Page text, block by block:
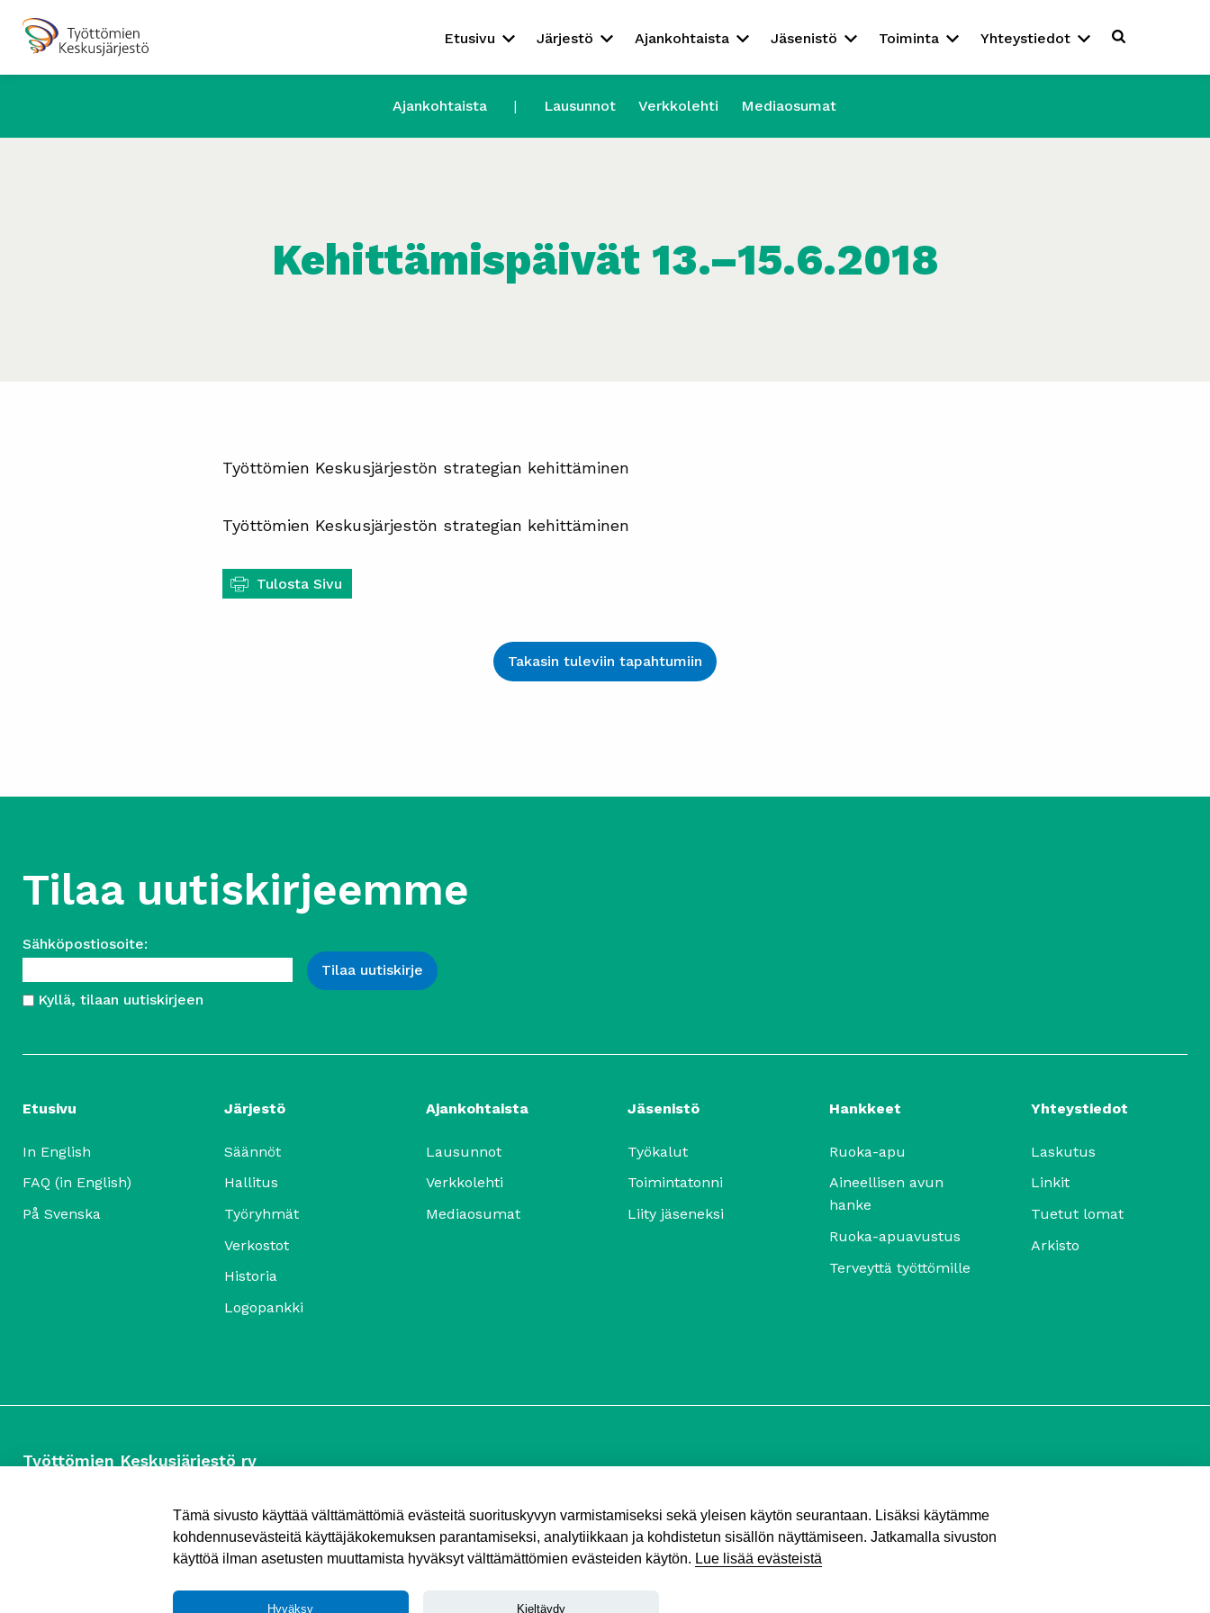
Etusivu Järjestö Ajankohtaista Jäsenistö Toiminta Yhteystiedot
Ajankohtaista Lausunnot Verkkolehti Mediaosumat
Kehittämispäivät 13.–15.6.2018
Työttömien Keskusjärjestön strategian kehittäminen
Työttömien Keskusjärjestön strategian kehittäminen
Tulosta Sivu
Takasin tuleviin tapahtumiin
Tilaa uutiskirjeemme
Sähköpostiosoite:
Kyllä, tilaan uutiskirjeen
Etusivu
In English
FAQ (in English)
På Svenska
Järjestö
Säännöt
Hallitus
Työryhmät
Verkostot
Historia
Logopankki
Ajankohtaista
Lausunnot
Verkkolehti
Mediaosumat
Jäsenistö
Työkalut
Toimintatonni
Liity jäseneksi
Hankkeet
Ruoka-apu
Aineellisen avun
hanke
Ruoka-apuavustus
Terveyttä työttömille
Yhteystiedot
Laskutus
Linkit
Tuetut lomat
Arkisto
Työttömien Keskusjärjestö ry
toimisto (@) tyottomat.fi
Tämä sivusto käyttää välttämättömiä evästeitä suorituskyvyn varmistamiseksi sekä yleisen käytön seurantaan. Lisäksi käytämme
kohdennusevästeitä käyttäjäkokemuksen parantamiseksi, analytiikkaan ja kohdistetun sisällön näyttämiseen. Jatkamalla sivuston
käyttöä ilman asetusten muuttamista hyväksyt välttämättömien evästeiden käytön. Lue lisää evästeistä
Hyväksy Kieltäydy